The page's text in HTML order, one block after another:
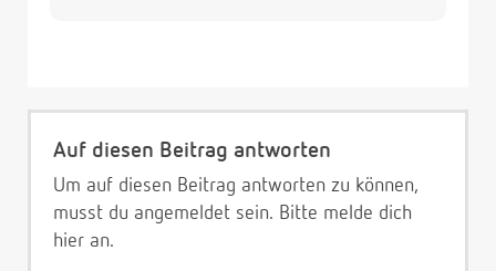
Auf diesen Beitrag antworten
Um auf diesen Beitrag antworten zu können,
musst du angemeldet sein. Bitte melde dich
hier an.